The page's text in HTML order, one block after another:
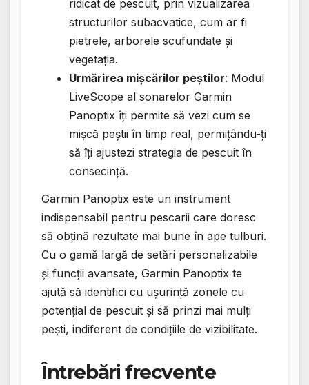
ridicat de pescuit, prin vizualizarea
structurilor subacvatice, cum ar fi
pietrele, arborele scufundate și
vegetația.
Urmărirea mișcărilor peștilor: Modul
LiveScope al sonarelor Garmin
Panoptix îți permite să vezi cum se
mișcă peștii în timp real, permițându-ți
să îți ajustezi strategia de pescuit în
consecință.
Garmin Panoptix este un instrument
indispensabil pentru pescarii care doresc
să obțină rezultate mai bune în ape tulburi.
Cu o gamă largă de setări personalizabile
și funcții avansate, Garmin Panoptix te
ajută să identifici cu ușurință zonele cu
potențial de pescuit și să prinzi mai mulți
pești, indiferent de condițiile de vizibilitate.
Întrebări frecvente